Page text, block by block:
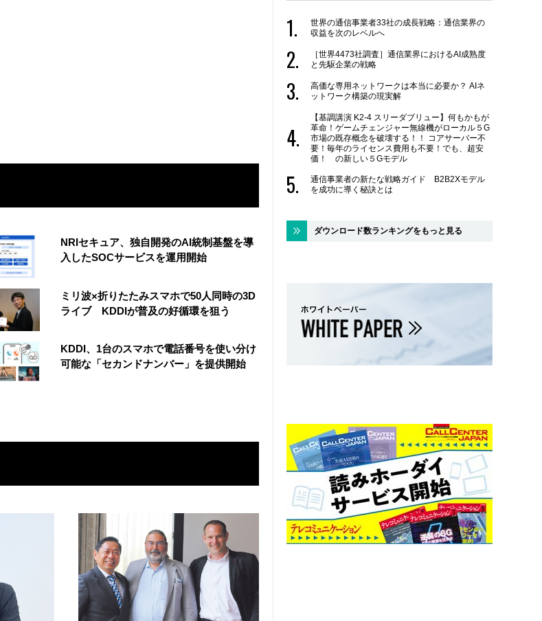
NRIセキュア、独自開発のAI統制基盤を導
入したSOCサービスを運用開始
ミリ波×折りたたみスマホで50人同時の3D
ライブ KDDIが普及の好循環を狙う
KDDI、1台のスマホで電話番号を使い分け
可能な「セカンドナンバー」を提供開始
世界の通信事業者33社の成長戦略：通信業界の
収益を次のレベルへ
［世界4473社調査］通信業界におけるAI成熟度
と先駆企業の戦略
高価な専用ネットワークは本当に必要か？ AIネ
ットワーク構築の現実解
【基調講演 K2-4 スリーダブリュー】何もかもが
革命！ゲームチェンジャー無線機がローカル５G
市場の既存概念を破壊する！！ コアサーバー不
要！毎年のライセンス費用も不要！でも、超安
価！ の新しい５Gモデル
通信事業者の新たな戦略ガイド B2B2Xモデル
を成功に導く秘訣とは
ダウンロード数ランキングをもっと見る